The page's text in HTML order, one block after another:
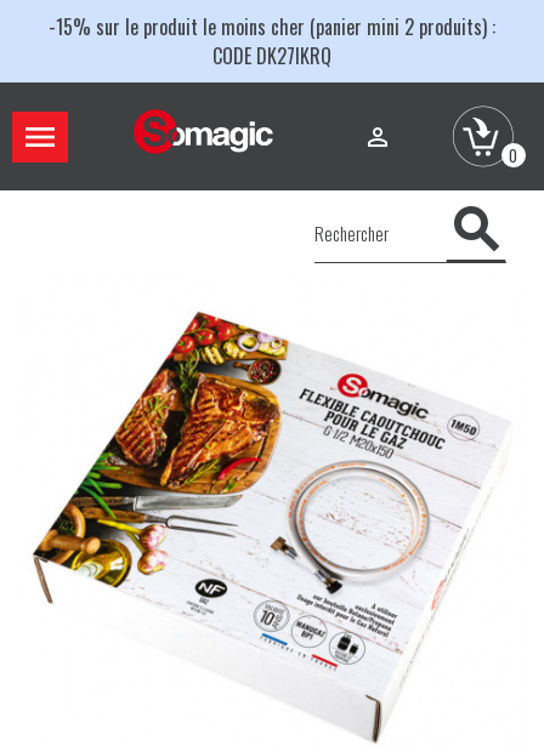
-15% sur le produit le moins cher (panier mini 2 produits) :
CODE DK27IKRQ
 
0
